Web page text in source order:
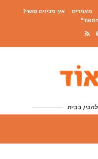
מאמרים
איך מכינים סושי?
בבית